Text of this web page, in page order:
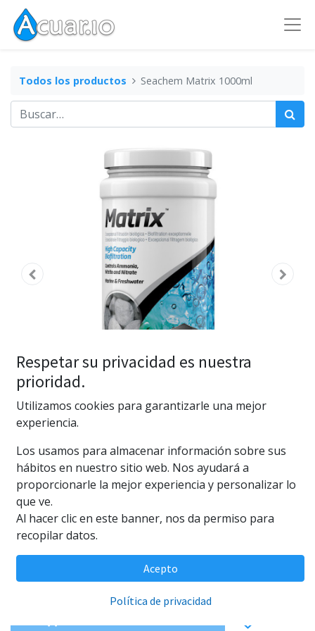
Todos los productos Seachem Matrix 1000ml
Seachem Matrix 1000ml
(0 reseña)
Matrix 1000ml
29,95€
Respetar su privacidad es nuestra
prioridad.
Utilizamos cookies para garantizarle una mejor
experiencia.
Los usamos para almacenar información sobre sus
hábitos en nuestro sitio web. Nos ayudará a
proporcionarle la mejor experiencia y personalizar lo
que ve.
Al hacer clic en este banner, nos da permiso para
recopilar datos.
Acepto
Política de privacidad